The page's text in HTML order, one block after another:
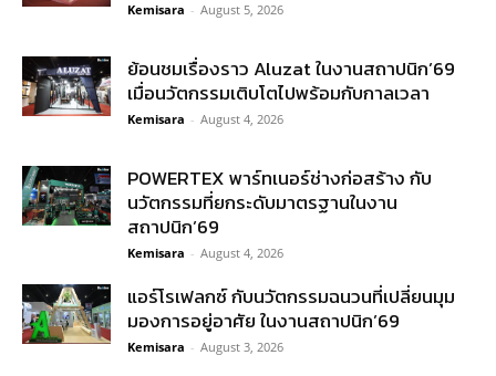
Kemisara - August 5, 2026
ย้อนชมเรื่องราว Aluzat ในงานสถาปนิก’69
เมื่อนวัตกรรมเติบโตไปพร้อมกับกาลเวลา
Kemisara - August 4, 2026
POWERTEX พาร์ทเนอร์ช่างก่อสร้าง กับ
นวัตกรรมที่ยกระดับมาตรฐานในงาน
สถาปนิก’69
Kemisara - August 4, 2026
แอร์โรเฟลกซ์ กับนวัตกรรมฉนวนที่เปลี่ยนมุม
มองการอยู่อาศัย ในงานสถาปนิก’69
Kemisara - August 3, 2026